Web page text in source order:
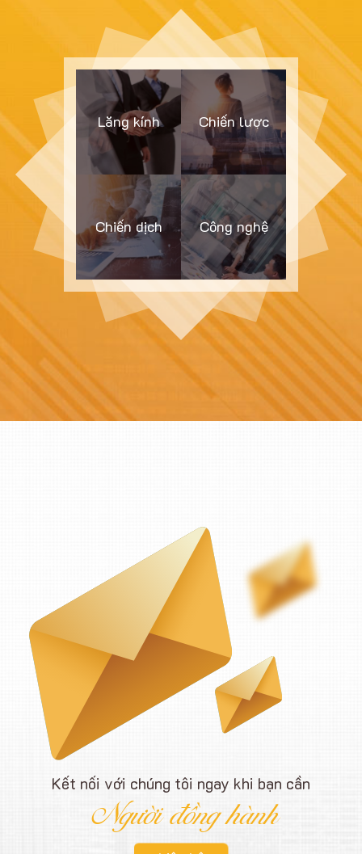
Lăng kính Chiến lược
Chiến dịch Công nghệ
Kết nối với chúng tôi ngay khi bạn cần
Người đồng hành